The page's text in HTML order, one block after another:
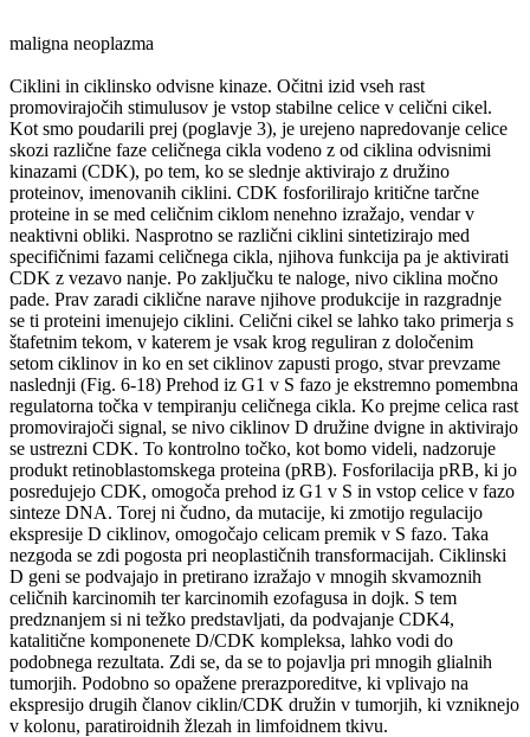
maligna neoplazma
Ciklini in ciklinsko odvisne kinaze. Očitni izid vseh rast
promovirajočih stimulusov je vstop stabilne celice v celični cikel.
Kot smo poudarili prej (poglavje 3), je urejeno napredovanje celice
skozi različne faze celičnega cikla vodeno z od ciklina odvisnimi
kinazami (CDK), po tem, ko se slednje aktivirajo z družino
proteinov, imenovanih ciklini. CDK fosforilirajo kritične tarčne
proteine in se med celičnim ciklom nenehno izražajo, vendar v
neaktivni obliki. Nasprotno se različni ciklini sintetizirajo med
specifičnimi fazami celičnega cikla, njihova funkcija pa je aktivirati
CDK z vezavo nanje. Po zaključku te naloge, nivo ciklina močno
pade. Prav zaradi ciklične narave njihove produkcije in razgradnje
se ti proteini imenujejo ciklini. Celični cikel se lahko tako primerja s
štafetnim tekom, v katerem je vsak krog reguliran z določenim
setom ciklinov in ko en set ciklinov zapusti progo, stvar prevzame
naslednji (Fig. 6-18) Prehod iz G1 v S fazo je ekstremno pomembna
regulatorna točka v tempiranju celičnega cikla. Ko prejme celica rast
promovirajoči signal, se nivo ciklinov D družine dvigne in aktivirajo
se ustrezni CDK. To kontrolno točko, kot bomo videli, nadzoruje
produkt retinoblastomskega proteina (pRB). Fosforilacija pRB, ki jo
posredujejo CDK, omogoča prehod iz G1 v S in vstop celice v fazo
sinteze DNA. Torej ni čudno, da mutacije, ki zmotijo regulacijo
ekspresije D ciklinov, omogočajo celicam premik v S fazo. Taka
nezgoda se zdi pogosta pri neoplastičnih transformacijah. Ciklinski
D geni se podvajajo in pretirano izražajo v mnogih skvamoznih
celičnih karcinomih ter karcinomih ezofagusa in dojk. S tem
predznanjem si ni težko predstavljati, da podvajanje CDK4,
katalitične komponenete D/CDK kompleksa, lahko vodi do
podobnega rezultata. Zdi se, da se to pojavlja pri mnogih glialnih
tumorjih. Podobno so opažene prerazporeditve, ki vplivajo na
ekspresijo drugih članov ciklin/CDK družin v tumorjih, ki vzniknejo
v kolonu, paratiroidnih žlezah in limfoidnem tkivu.